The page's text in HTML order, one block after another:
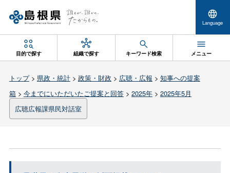
Language
目的で探す 組織で探す キーワード検索 メニュー
トップ> 県政・統計> 政策・財政 > 広聴・広報 > 知事への提案
箱> 今までにいただいたご提案と回答> 2025年> 2025年5月
広聴広報課県民対話室